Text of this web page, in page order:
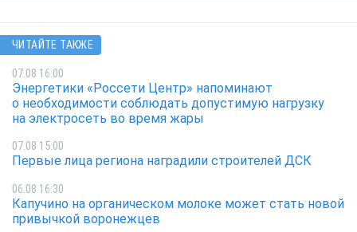
ЧИТАЙТЕ ТАКЖЕ
07.08 16:00
Энергетики «Россети Центр» напоминают
о необходимости соблюдать допустимую нагрузку
на электросеть во время жары
07.08 15:00
Первые лица региона наградили строителей ДСК
06.08 16:30
Капучино на органическом молоке может стать новой
привычкой воронежцев